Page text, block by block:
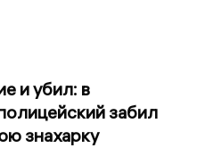
и убил: в
забил
знахарку